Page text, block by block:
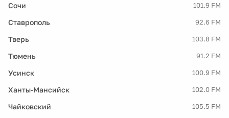
Сочи 101.9 FM
Ставрополь 92.6 FM
Тверь 103.8 FM
Тюмень 91.2 FM
Усинск 100.9 FM
Ханты-Мансийск 102.0 FM
Чайковский 105.5 FM